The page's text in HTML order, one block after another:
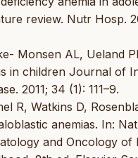
review. Nutr Hosp.
Monsen AL, Ueland
in children Journal of
2011; 34 (1): 111–9.
R, Watkins D,
anemias. In:
and Oncology of